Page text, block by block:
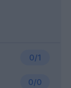
0/1
0/0